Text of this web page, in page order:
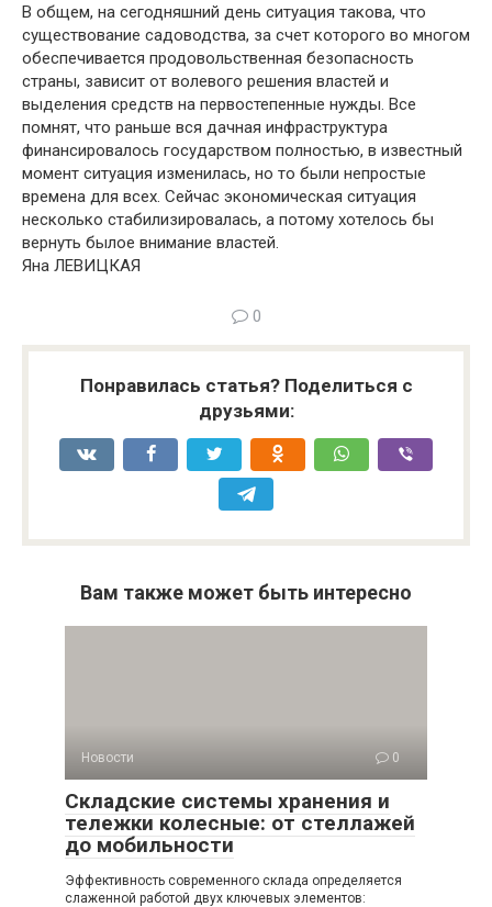
В общем, на сегодняшний день ситуация такова, что
существование садоводства, за счет которого во многом
обеспечивается продовольственная безопасность
страны, зависит от волевого решения властей и
выделения средств на первостепенные нужды. Все
помнят, что раньше вся дачная инфраструктура
финансировалось государством полностью, в известный
момент ситуация изменилась, но то были непростые
времена для всех. Сейчас экономическая ситуация
несколько стабилизировалась, а потому хотелось бы
вернуть былое внимание властей.
Яна ЛЕВИЦКАЯ
0
Понравилась статья? Поделиться с
друзьями:
Вам также может быть интересно
Новости 0
Складские системы хранения и
тележки колесные: от стеллажей
до мобильности
Эффективность современного склада определяется
слаженной работой двух ключевых элементов: